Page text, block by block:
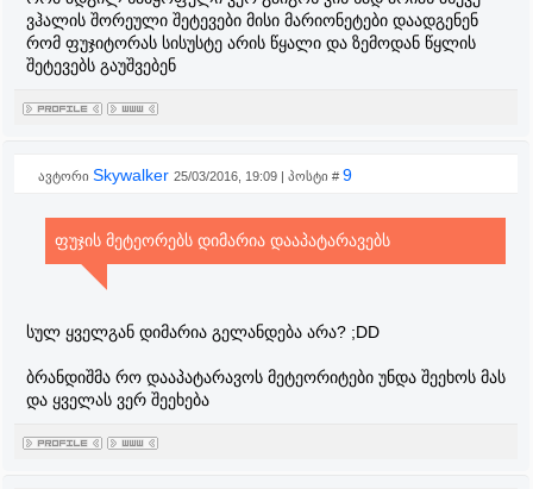
ვჰალის შორეული შეტევები მისი მარიონეტები დაადგენენ
რომ ფუჯიტორას სისუსტე არის წყალი და ზემოდან წყლის
შეტევებს გაუშვებენ
ავტორი Skywalker 25/03/2016, 19:09 | პოსტი # 9
ფუჯის მეტეორებს დიმარია დააპატარავებს
სულ ყველგან დიმარია გელანდება არა? ;DD
ბრანდიშმა რო დააპატარავოს მეტეორიტები უნდა შეეხოს მას
და ყველას ვერ შეეხება